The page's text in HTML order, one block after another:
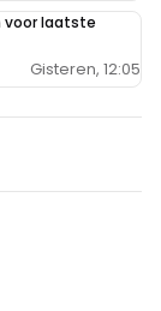
voor laatste
Gisteren, 12:05